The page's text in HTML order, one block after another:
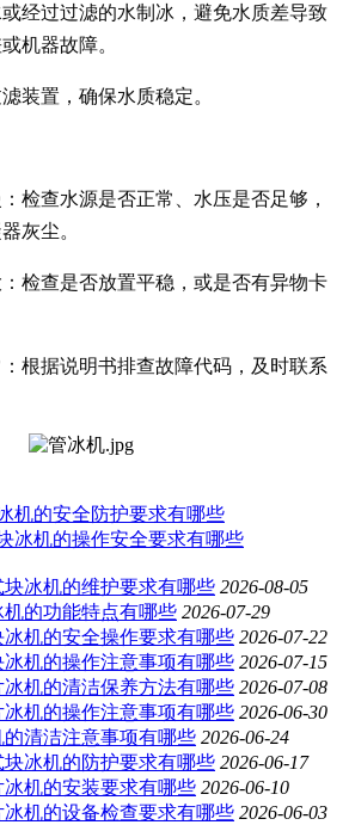
经过过滤的水制冰，避免水质差导致
机器故障。
装置，确保水质稳定。
检查水源是否正常、水压是否足够，
灰尘。
检查是否放置平稳，或是否有异物卡
根据说明书排查故障代码，及时联系
机的安全防护要求有哪些
冰机的操作安全要求有哪些
冰机的维护要求有哪些 2026-08-05
的功能特点有哪些 2026-07-29
机的安全操作要求有哪些 2026-07-22
机的操作注意事项有哪些 2026-07-15
机的清洁保养方法有哪些 2026-07-08
冰机的操作注意事项有哪些 2026-06-30
清洁注意事项有哪些 2026-06-24
冰机的防护要求有哪些 2026-06-17
机的安装要求有哪些 2026-06-10
机的设备检查要求有哪些 2026-06-03